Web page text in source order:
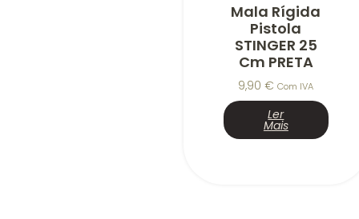
Mala Rígida
Pistola
STINGER 25
Cm PRETA
9,90€ Com IVA
Ler
Mais